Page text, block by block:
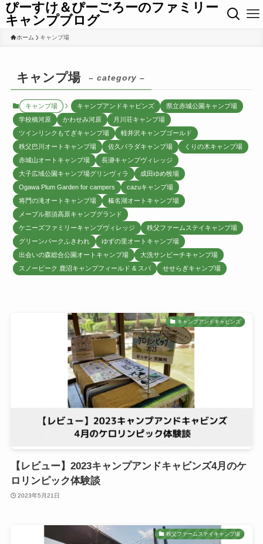
ぴーすけ＆ぴーごろーのファミリー
キャンプブログ
ホーム キャンプ場
キャンプ場 – category –
キャンプ場 キャンプアンドキャビンズ
県立赤城公園キャンプ場
学校橋河原
かわせみ河原
月川荘キャンプ場
ツインリンクもてぎキャンプ場
軽井沢キャンプゴールド
秩父巴川オートキャンプ場
佐久パラダキャンプ場
くりの木キャンプ場
赤城山オートキャンプ場
長瀞キャンプヴィレッジ
大子広域公園キャンプ場グリンヴィラ
成田ゆめ牧場
Ogawa Plum Garden for campers
cazuキャンプ場
将門の滝オートキャンプ場
榛名湖オートキャンプ場
メープル那須高原キャンプグランド
ケニーズファミリーキャンプヴィレッジ
秩父ファームステイキャンプ場
グリーンパークふきわれ
ゆずの里オートキャンプ場
出会いの森総合公園オートキャンプ場
大洗サンビーチキャンプ場
スノーピーク 鹿沼キャンプフィールド & スパ
せせらぎキャンプ場
キャンプアンドキャビンズ
【レビュー】2023キャンプアンドキャビンズ4月のケ
ロリンピック体験談
2023年5月21日
秩父ファームステイキャンプ場